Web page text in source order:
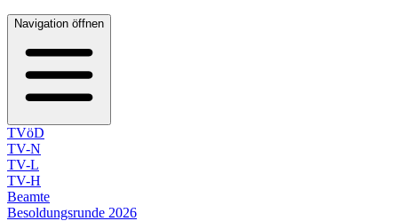
Navigation öffnen
TVöD
TV-N
TV-L
TV-H
Beamte
Besoldungsrunde 2026